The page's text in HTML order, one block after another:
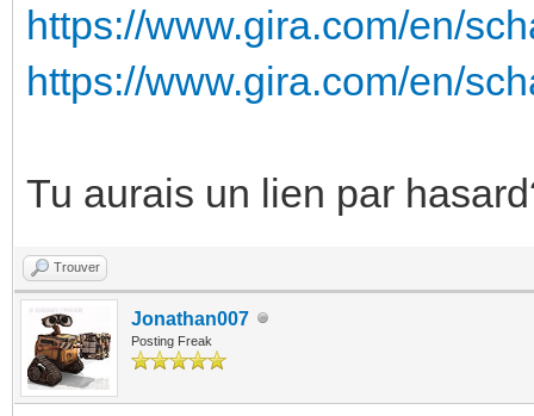
https://www.gira.com/en/
https://www.gira.com/en/
Tu aurais un lien par
Trouver
Jonathan007
Posting Freak